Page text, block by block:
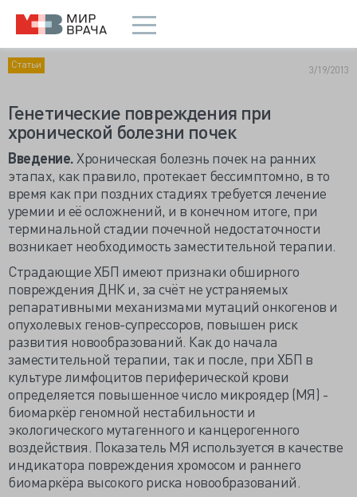
Статьи 3/19/2013
Генетические повреждения при
хронической болезни почек
Введение.Хроническая болезнь почек на ранних
этапах, как правило, протекает бессимптомно, в то
время как при поздних стадиях требуется лечение
уремии и её осложнений, и в конечном итоге, при
терминальной стадии почечной недостаточности
возникает необходимость заместительной терапии.
Страдающие ХБП имеют признаки обширного
повреждения ДНК и, за счёт не устраняемых
репаративными механизмами мутаций онкогенов и
опухолевых генов-супрессоров, повышен риск
развития новообразований. Как до начала
заместительной терапии, так и после, при ХБП в
культуре лимфоцитов периферической крови
определяется повышенное число микроядер (МЯ) -
биомаркёр геномной нестабильности и
экологического мутагенного и канцерогенного
воздействия. Показатель МЯ используется в качестве
индикатора повреждения хромосом и раннего
биомаркёра высокого риска новообразований.